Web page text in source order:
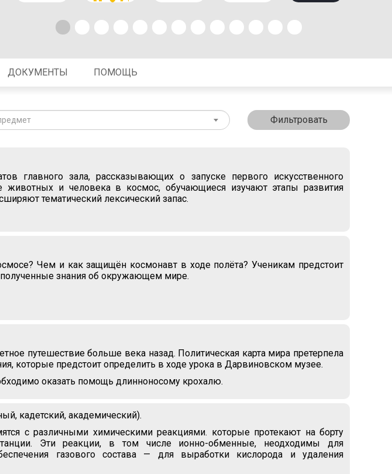
ДОКУМЕНТЫ ПОМОЩЬ
Фильтровать
главного зала, рассказывающих о запуске первого искусственного
животных и человека в космос, обучающиеся изучают этапы развития
тематический лексический запас.
Чем и как защищён космонавт в ходе полёта? Ученикам предстоит
полученные знания об окружающем мире.
путешествие больше века назад. Политическая карта мира претерпела
которые предстоит определить в ходе урока в Дарвиновском музее.
оказать помощь длинноносому крохалю.
кадетский, академический).
с различными химическими реакциями. которые протекают на борту
Эти реакции, в том числе ионно-обменные, неодходимы для
газового состава — для выработки кислорода и удаления